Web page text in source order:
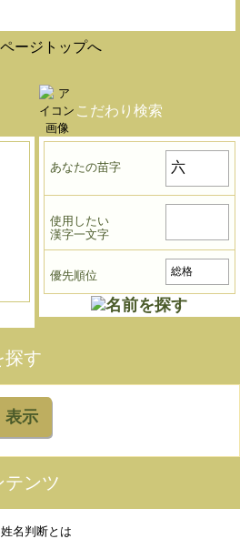
ページトップへ
こだわり検索
あなたの苗字
使用したい
漢字一文字
優先順位
探す
表示
ンツ
姓名判断とは